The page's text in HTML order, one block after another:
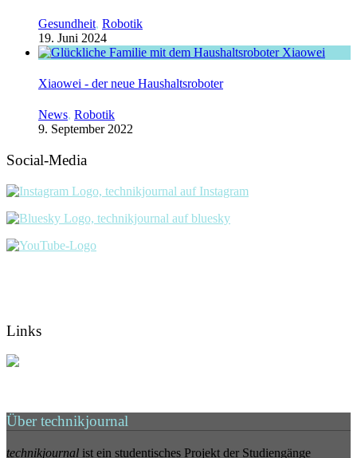
Gesundheit, Robotik
19. Juni 2024
Xiaowei - der neue Haushaltsroboter
News, Robotik
9. September 2022
Social-Media
Links
Über technikjournal
technikjournal ist ein studentisches Projekt der Studiengänge